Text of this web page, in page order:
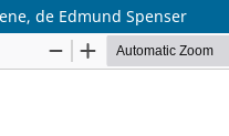
de Edmund Spenser